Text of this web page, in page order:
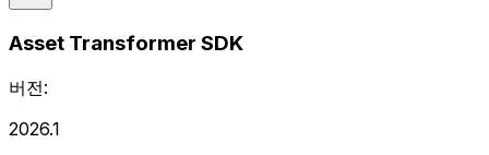
Asset Transformer SDK
버전:
2026.1